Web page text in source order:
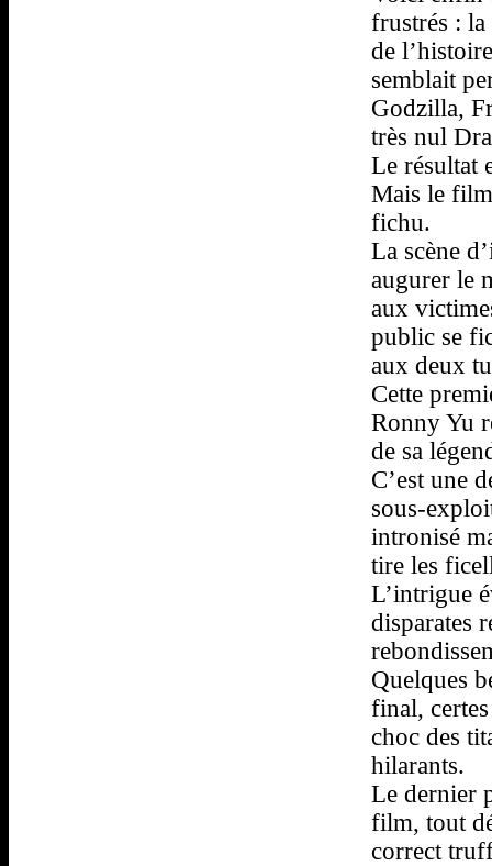
frustrés : la
de
semblait
Godzilla,
très nul
Le résultat
Mais le
fichu.
La scène
augurer le
aux
public se
aux deux
Cette
Ronny Yu
de sa
C’est une
sous-
intronisé
tire les
L’intrigue
disparates
Quelques
final,
choc des
hilarants.
Le dernier
film, tout
correct